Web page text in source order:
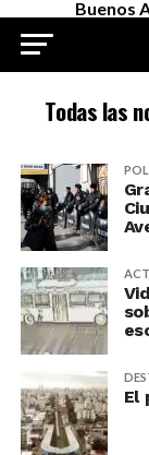
Buenos
Todas las
El